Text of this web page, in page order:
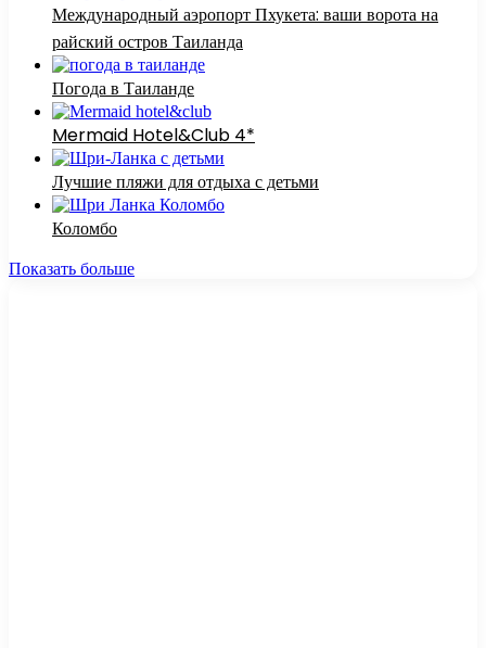
Международный аэропорт Пхукета: ваши ворота на
райский остров Таиланда
Погода в Таиланде
Mermaid Hotel&Club 4*
Лучшие пляжи для отдыха с детьми
Коломбо
Показать больше